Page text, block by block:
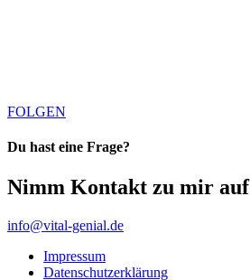
FOLGEN
Du hast eine Frage?
Nimm Kontakt zu mir auf
info@vital-genial.de
Impressum
Datenschutzerklärung